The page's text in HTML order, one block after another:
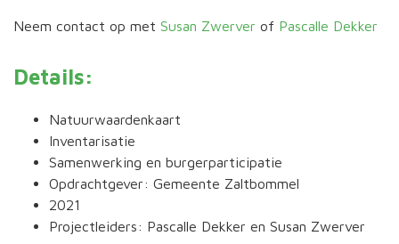
Neem contact op met Susan Zwerver of Pascalle Dekker
Details:
Natuurwaardenkaart
Inventarisatie
Samenwerking en burgerparticipatie
Opdrachtgever: Gemeente Zaltbommel
2021
Projectleiders: Pascalle Dekker en Susan Zwerver